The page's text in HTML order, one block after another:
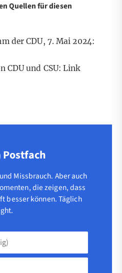
Quellen für diesen
der CDU, 7. Mai 2024:
CDU und CSU:Link
Postfach
Missbrauch. Aber auch
die zeigen, dass
besser können. Täglich